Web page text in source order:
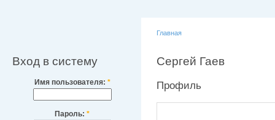
Вход в систему
Имя пользователя: *
Пароль: *
Главная
Сергей Гаев
Профиль